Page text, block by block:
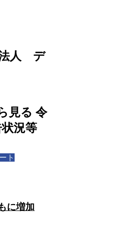
法人 デ
見る 令
況等
ト
に増加